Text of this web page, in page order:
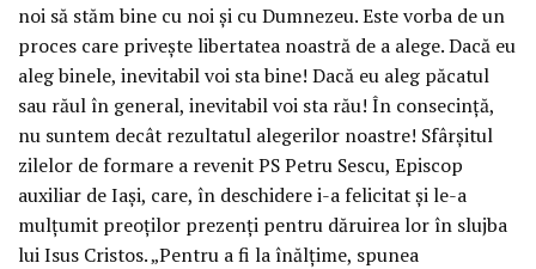
noi să stăm bine cu noi și cu Dumnezeu. Este vorba de un
proces care privește libertatea noastră de a alege. Dacă eu
aleg binele, inevitabil voi sta bine! Dacă eu aleg păcatul
sau răul în general, inevitabil voi sta rău! În consecință,
nu suntem decât rezultatul alegerilor noastre! Sfârșitul
zilelor de formare a revenit PS Petru Sescu, Episcop
auxiliar de Iași, care, în deschidere i-a felicitat și le-a
mulțumit preoților prezenți pentru dăruirea lor în slujba
lui Isus Cristos. „Pentru a fi la înălțime, spunea